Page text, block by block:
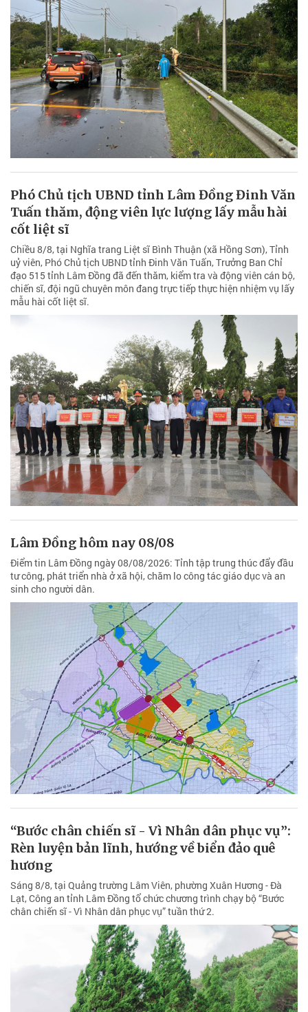
Phó Chủ tịch UBND tỉnh Lâm Đồng Đinh Văn
Tuấn thăm, động viên lực lượng lấy mẫu hài
cốt liệt sĩ
Chiều 8/8, tại Nghĩa trang Liệt sĩ Bình Thuận (xã Hồng Sơn), Tỉnh
uỷ viên, Phó Chủ tịch UBND tỉnh Đinh Văn Tuấn, Trưởng Ban Chỉ
đạo 515 tỉnh Lâm Đồng đã đến thăm, kiểm tra và động viên cán bộ,
chiến sĩ, đội ngũ chuyên môn đang trực tiếp thực hiện nhiệm vụ lấy
mẫu hài cốt liệt sĩ.
Lâm Đồng hôm nay 08/08
Điểm tin Lâm Đồng ngày 08/08/2026: Tỉnh tập trung thúc đẩy đầu
tư công, phát triển nhà ở xã hội, chăm lo công tác giáo dục và an
sinh cho người dân.
“Bước chân chiến sĩ - Vì Nhân dân phục vụ”:
Rèn luyện bản lĩnh, hướng về biển đảo quê
hương
Sáng 8/8, tại Quảng trường Lâm Viên, phường Xuân Hương - Đà
Lạt, Công an tỉnh Lâm Đồng tổ chức chương trình chạy bộ “Bước
chân chiến sĩ - Vì Nhân dân phục vụ” tuần thứ 2.